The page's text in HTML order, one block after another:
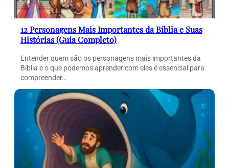
12 Personagens Mais Importantes da Bíblia e Suas
Histórias (Guia Completo)
Entender quem são os personagens mais importantes da
Bíblia e o que podemos aprender com eles é essencial para
compreender…